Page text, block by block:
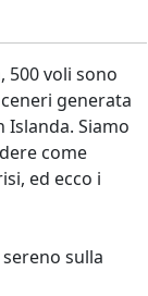
500 voli sono
generata
Islanda. Siamo
come
ed ecco i
sulla